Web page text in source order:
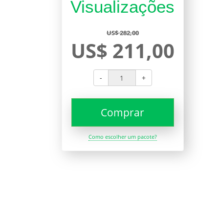
Visualizações
US$ 282,00
US$ 211,00
- +
Comprar
Como escolher um pacote?